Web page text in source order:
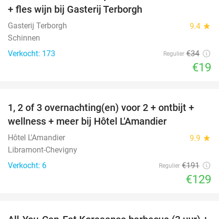
+ fles wijn bij Gasterij Terborgh
Gasterij Terborgh 9.4 star
Schinnen
Verkocht: 173
Regulier €34
€19
32%
TODAY
1, 2 of 3 overnachting(en) voor 2 + ontbijt +
wellness + meer bij Hôtel L'Amandier
Hôtel L'Amandier 9.9 star
Libramont-Chevigny
Verkocht: 6
Regulier €191
€129